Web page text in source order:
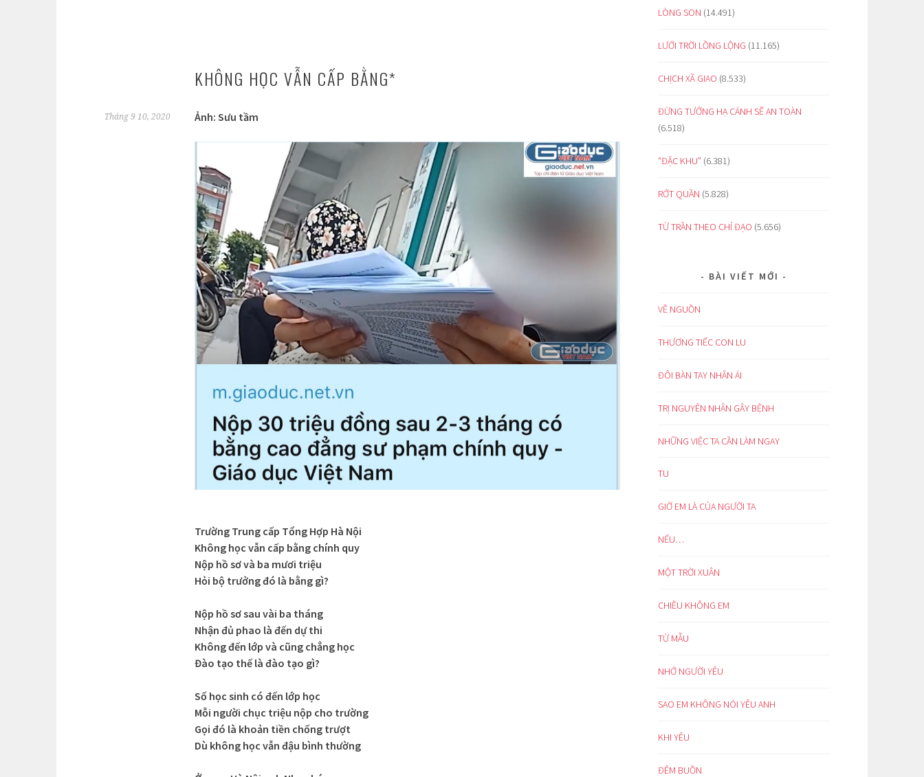
KHÔNG HỌC VẪN CẤP BẰNG*
Tháng 9 10, 2020 Ảnh: Sưu tầm
Trường Trung cấp Tổng Hợp Hà Nội
Không học vẫn cấp bằng chính quy
Nộp hồ sơ và ba mươi triệu
Hỏi bộ trưởng đó là bằng gì?
Nộp hồ sơ sau vài ba tháng
Nhận đủ phao là đến dự thi
Không đến lớp và cũng chẳng học
Đào tạo thế là đào tạo gì?
Số học sinh có đến lớp học
Mỗi người chục triệu nộp cho trường
Gọi đó là khoản tiền chống trượt
Dù không học vẫn đậu bình thường
LÒNG SON (14.491)
LƯỚI TRỜI LỒNG LỘNG (11.165)
CHỊCH XÃ GIAO (8.533)
ĐỪNG TƯỞNG HẠ CÁNH SẼ AN TOÀN
(6.518)
“ĐẶC KHU” (6.381)
RỚT QUẦN (5.828)
TỪ TRẦN THEO CHỈ ĐẠO (5.656)
BÀI VIẾT MỚI
VỀ NGUỒN
THƯƠNG TIẾC CON LU
ĐÔI BÀN TAY NHÂN ÁI
TRỊ NGUYÊN NHÂN GÂY BỆNH
NHỮNG VIỆC TA CẦN LÀM NGAY
TU
GIỜ EM LÀ CỦA NGƯỜI TA
NẾU…
MỘT TRỜI XUÂN
CHIỀU KHÔNG EM
TỪ MẪU
NHỚ NGƯỜI YÊU
SAO EM KHÔNG NÓI YÊU ANH
KHI YÊU
ĐÊM BUỒN